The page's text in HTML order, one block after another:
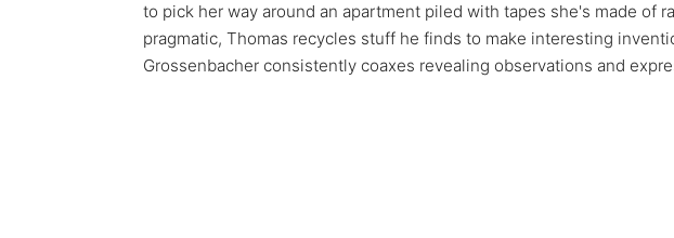
to pick her way around an apartment piled with tapes she's made of
pragmatic, Thomas recycles stuff he finds to make interesting
Grossenbacher consistently coaxes revealing observations and